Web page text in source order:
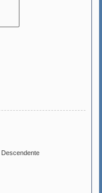
Descendente